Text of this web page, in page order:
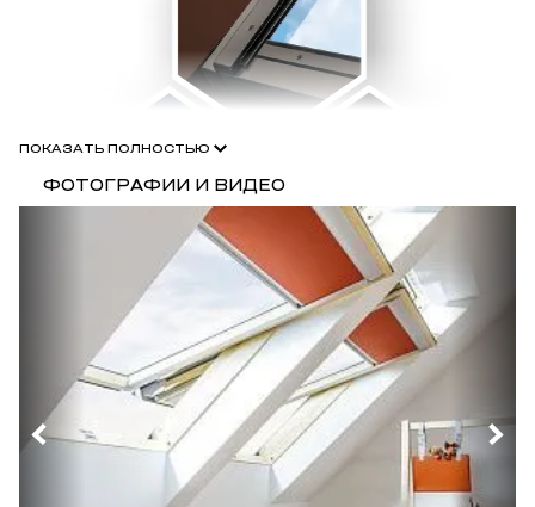
Технические характеристики:
во всех моделях внешнее стекло —
закаленное. Применение специальных предохранителей
ПОКАЗАТЬ ПОЛНОСТЬЮ
ФОТОГРАФИИ И ВИДЕО